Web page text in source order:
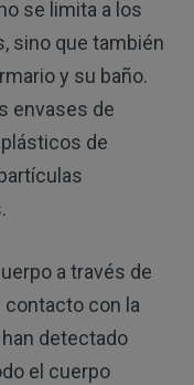
se limita a los
sino que también
y su baño.
envases de
de
a través de
contacto con la
detectado
el cuerpo